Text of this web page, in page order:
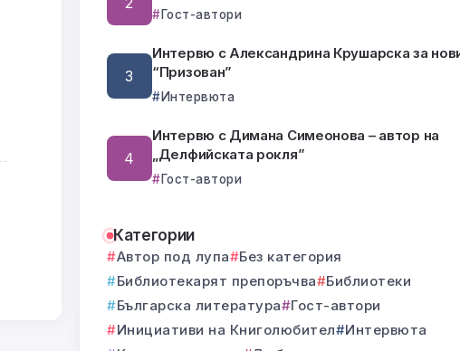
Гост-автори
Интервю с Александрина Крушарска за
“Призован”
Интервюта
Интервю с Димана Симеонова – автор на
„Делфийската рокля”
Гост-автори
Категории
Автор под лупа
Без категория
Библиотекарят препоръчва
Библиотеки
Българска литература
Гост-автори
Инициативи на Книголюбител
Интервюта